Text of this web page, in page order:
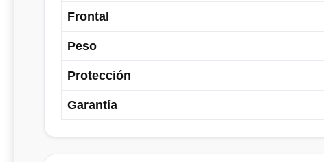
Frontal
Peso
Protección
Garantía